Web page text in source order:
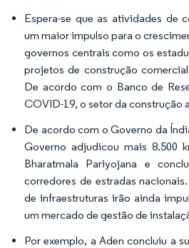
Espera-se que as atividades de
um maior impulso para o
governos centrais como os
projetos de construção
De acordo com o Banco de
COVID-19, o setor da construção
De acordo com o Governo da
Governo adjudicou mais 8.500
Bharatmala Pariyojana e
corredores de estradas
de infraestruturas irão ainda
um mercado de gestão de
Por exemplo, a Aden concluiu a